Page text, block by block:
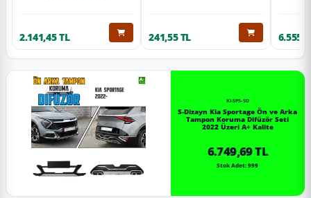
2.141,45 TL 241,55 TL
KI-SP5-SD
S-Dizayn Kia Sportage Ön ve Arka
Tampon Koruma Difüzör Seti
2022 Üzeri A+ Kalite
6.749,69 TL
Stok Adet: 999